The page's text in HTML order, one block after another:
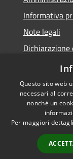
Informativa
Note legali
Accessibilità
Questo sito web
necessari al
nonché un
Per maggiori